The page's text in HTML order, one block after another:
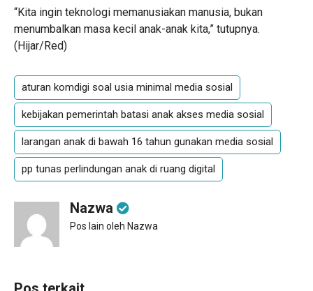
“Kita ingin teknologi memanusiakan manusia, bukan
menumbalkan masa kecil anak-anak kita,” tutupnya.
(Hijar/Red)
aturan komdigi soal usia minimal media sosial
kebijakan pemerintah batasi anak akses media sosial
larangan anak di bawah 16 tahun gunakan media sosial
pp tunas perlindungan anak di ruang digital
Nazwa
Pos lain oleh Nazwa